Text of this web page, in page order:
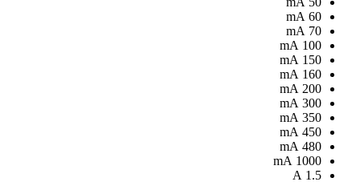
60
mA
70
mA
100
mA
150
mA
160
mA
200
mA
300
mA
350
mA
450
mA
480
mA
1000
mA
1.5
A